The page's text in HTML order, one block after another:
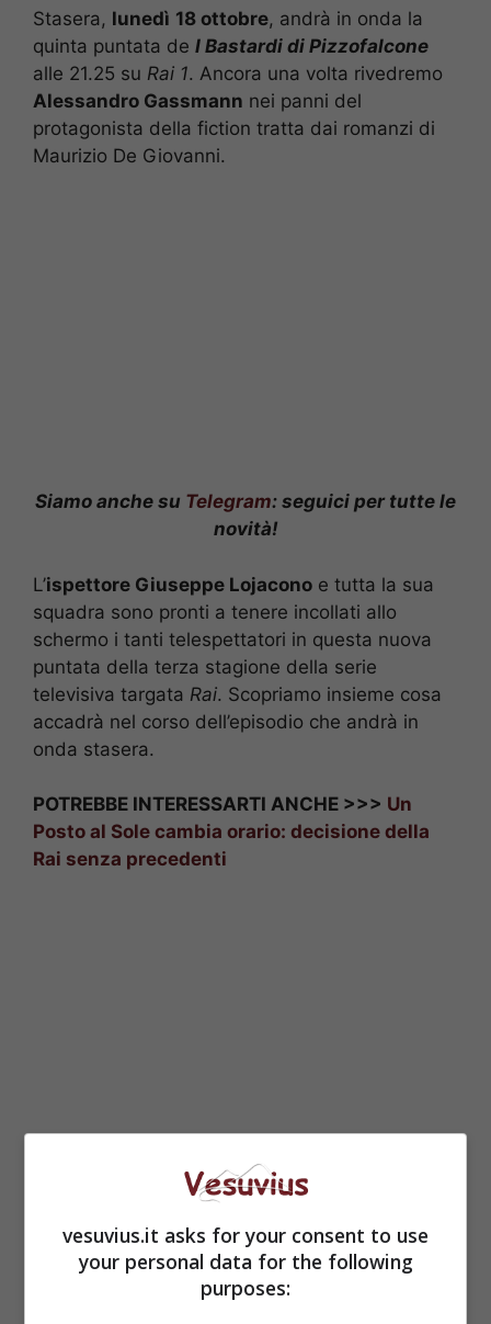
Stasera, lunedì 18 ottobre, andrà in onda la
quinta puntata de I Bastardi di Pizzofalcone
alle 21.25 su Rai 1. Ancora una volta rivedremo
Alessandro Gassmann nei panni del
protagonista della fiction tratta dai romanzi di
Maurizio De Giovanni.
Siamo anche su Telegram: seguici per tutte le
novità!
L’ispettore Giuseppe Lojacono e tutta la sua
squadra sono pronti a tenere incollati allo
schermo i tanti telespettatori in questa nuova
puntata della terza stagione della serie
televisiva targata Rai. Scopriamo insieme cosa
accadrà nel corso dell’episodio che andrà in
onda stasera.
POTREBBE INTERESSARTI ANCHE >>> Un
Posto al Sole cambia orario: decisione della
Rai senza precedenti
I Bastardi di
Pizzofalcone 3, le
anticipazioni del quinto
vesuvius.it asks for your consent to use
your personal data for the following
purposes: